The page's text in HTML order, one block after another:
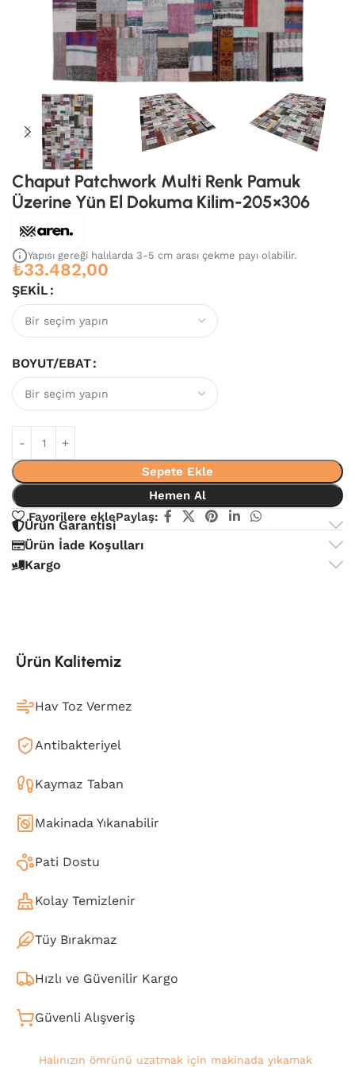
Chaput Patchwork Multi Renk Pamuk
Üzerine Yün El Dokuma Kilim-205×306
Yapısı gereği halılarda 3-5 cm arası çekme payı olabilir.
₺33.482,00
ŞEKIL
BOYUT/EBAT
Sepete Ekle
Hemen Al
Favorilere eklePaylaş:
Ürün Garantisi
Ürün İade Koşulları
Kargo
Ürün Kalitemiz
Hav Toz Vermez
Antibakteriyel
Kaymaz Taban
Makinada Yıkanabilir
Pati Dostu
Kolay Temizlenir
Tüy Bırakmaz
Hızlı ve Güvenilir Kargo
Güvenli Alışveriş
Halınızın ömrünü uzatmak için makinada yıkamak